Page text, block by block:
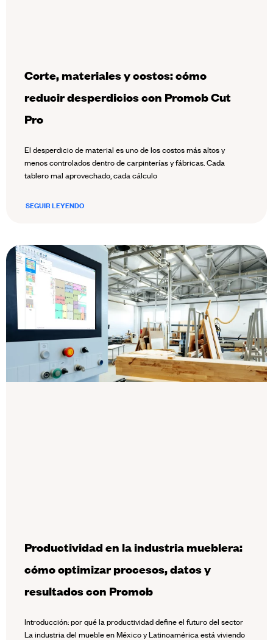
Corte, materiales y costos: cómo
reducir desperdicios con Promob Cut
Pro
El desperdicio de material es uno de los costos más altos y
menos controlados dentro de carpinterías y fábricas. Cada
tablero mal aprovechado, cada cálculo
SEGUIR LEYENDO
Productividad en la industria mueblera:
cómo optimizar procesos, datos y
resultados con Promob
Introducción: por qué la productividad define el futuro del sector
La industria del mueble en México y Latinoamérica está viviendo